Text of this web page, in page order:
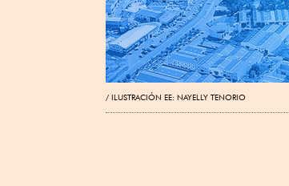
ILUSTRACIÓN EE: NAYELLY TENORIO